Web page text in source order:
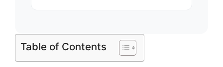
Table of Contents